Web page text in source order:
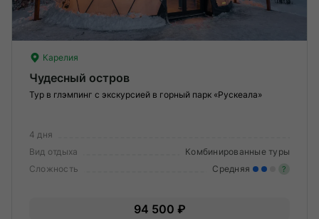
Карелия
Чудесный остров
Тур в глэмпинг с экскурсией в горный парк «Рускеала»
4 дня
Вид отдыха
Комбинированные туры
Сложность
Средняя ?
94 500 ₽